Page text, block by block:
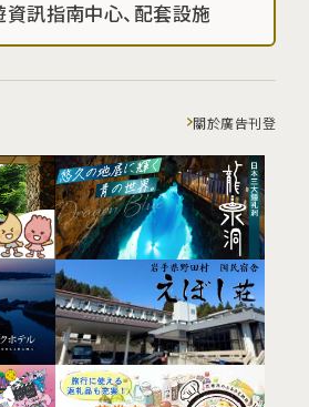
訊指南中心、配套設施
關於廣告刊登